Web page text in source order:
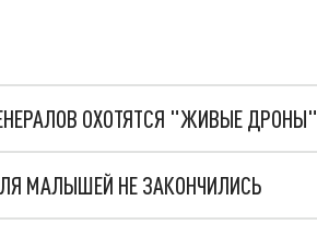
ОХОТЯТСЯ "ЖИВЫЕ ДРОНЫ"
МАЛЫШЕЙ НЕ ЗАКОНЧИЛИСЬ